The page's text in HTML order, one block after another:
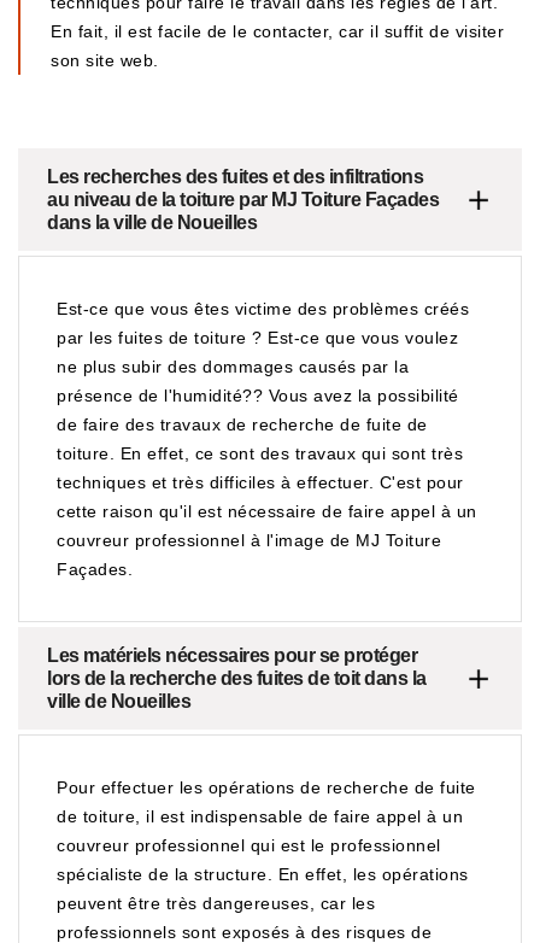
En fait, il est facile de le contacter, car il suffit de visiter
son site web.
Les recherches des fuites et des infiltrations
au niveau de la toiture par MJ Toiture Façades
dans la ville de Noueilles
Est-ce que vous êtes victime des problèmes créés
par les fuites de toiture ? Est-ce que vous voulez
ne plus subir des dommages causés par la
présence de l'humidité?? Vous avez la possibilité
de faire des travaux de recherche de fuite de
toiture. En effet, ce sont des travaux qui sont très
techniques et très difficiles à effectuer. C'est pour
cette raison qu'il est nécessaire de faire appel à un
couvreur professionnel à l'image de MJ Toiture
Façades.
Les matériels nécessaires pour se protéger
lors de la recherche des fuites de toit dans la
ville de Noueilles
Pour effectuer les opérations de recherche de fuite
de toiture, il est indispensable de faire appel à un
couvreur professionnel qui est le professionnel
spécialiste de la structure. En effet, les opérations
peuvent être très dangereuses, car les
professionnels sont exposés à des risques de